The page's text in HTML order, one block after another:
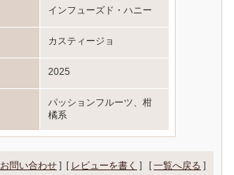
インフューズド・ハニー
カスティージョ
2025
パッションフルーツ、柑
橘系
お問い合わせ ] [ レビューを書く ] [一覧へ戻る ]